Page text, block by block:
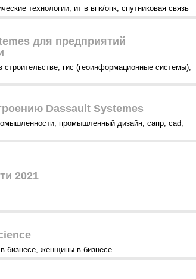
технологии, ит в впк/опк, спутниковая связь
для предприятий
строительстве, гис (геоинформационные системы),
Dassault Systemes
, промышленный дизайн, сапр, cad,
2021
бизнесе, женщины в бизнесе